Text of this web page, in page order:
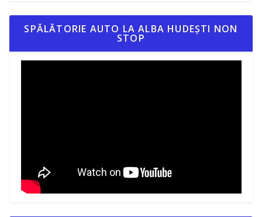
SPĂLĂTORIE AUTO LA ALBA HUDEȘTI NON
STOP